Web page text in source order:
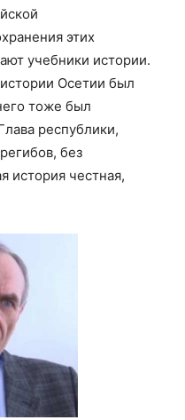
этих
учебники истории.
Осетии был
тоже был
республики,
без
история честная,